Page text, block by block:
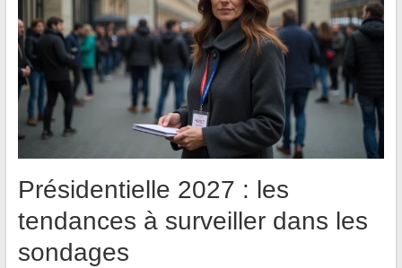
Présidentielle 2027 : les
tendances à surveiller dans les
sondages